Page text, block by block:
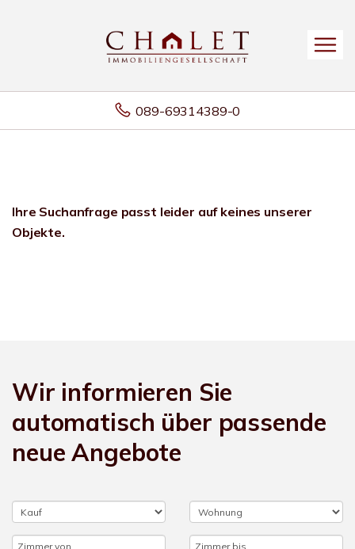
089-69314389-0
Ihre Suchanfrage passt leider auf keines unserer
Objekte.
Wir informieren Sie
automatisch über passende
neue Angebote